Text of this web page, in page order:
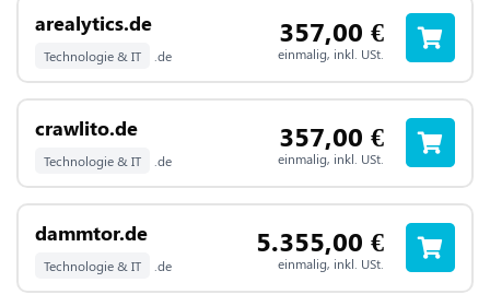
arealytics.de
Technologie & IT .de
357,00 €
einmalig, inkl. USt.
crawlito.de
Technologie & IT .de
357,00 €
einmalig, inkl. USt.
dammtor.de
Technologie & IT .de
5.355,00 €
einmalig, inkl. USt.